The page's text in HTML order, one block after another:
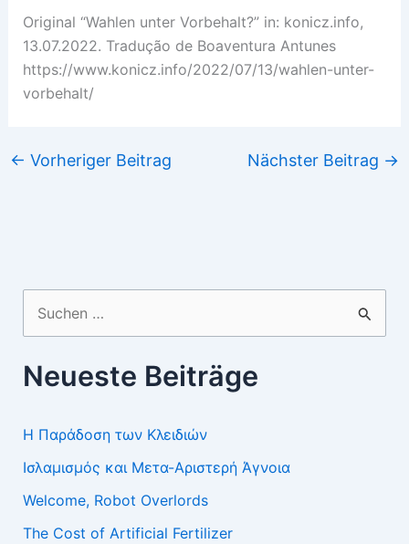
Original “Wahlen unter Vorbehalt?” in: konicz.info,
13.07.2022. Tradução de Boaventura Antunes
https://www.konicz.info/2022/07/13/wahlen-unter-
vorbehalt/
← Vorheriger Beitrag Nächster Beitrag →
nach:
Neueste Beiträge
Η Παράδοση των Κλειδιών
Ισλαμισμός και Μετα-Αριστερή Άγνοια
Welcome, Robot Overlords
The Cost of Artificial Fertilizer